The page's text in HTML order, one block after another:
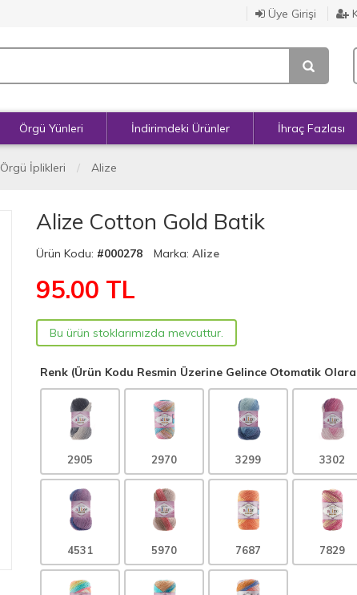
Üye Girişi
Örgü Yünleri İndirimdeki Ürünler İhraç Fazlası
Örgü İplikleri Alize
Alize Cotton Gold Batik
Ürün Kodu: #000278 Marka:Alize
95.00 TL
Bu ürün stoklarımızda mevcuttur.
Renk (Ürün Kodu Resmin Üzerine Gelince Otomatik
2905 2970 3299 3302
4531 5970 7687 7829